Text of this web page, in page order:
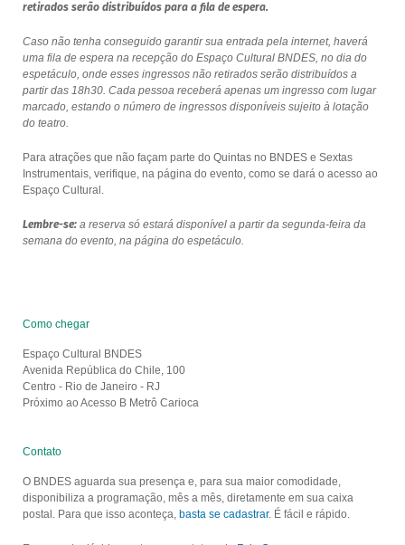
retirados serão distribuídos para a fila de espera.
Caso não tenha conseguido garantir sua entrada pela internet, haverá
uma fila de espera na recepção do Espaço Cultural BNDES, no dia do
espetáculo, onde esses ingressos não retirados serão distribuídos a
partir das 18h30. Cada pessoa receberá apenas um ingresso com lugar
marcado, estando o número de ingressos disponíveis sujeito à lotação
do teatro.
Para atrações que não façam parte do Quintas no BNDES e Sextas
Instrumentais, verifique, na página do evento, como se dará o acesso ao
Espaço Cultural.
Lembre-se:a reserva só estará disponível a partir da segunda-feira da
semana do evento, na página do espetáculo.
Como chegar
Espaço Cultural BNDES
Avenida República do Chile, 100
Centro - Rio de Janeiro - RJ
Próximo ao Acesso B Metrô Carioca
Contato
O BNDES aguarda sua presença e, para sua maior comodidade,
disponibiliza a programação, mês a mês, diretamente em sua caixa
postal. Para que isso aconteça, basta se cadastrar. É fácil e rápido.